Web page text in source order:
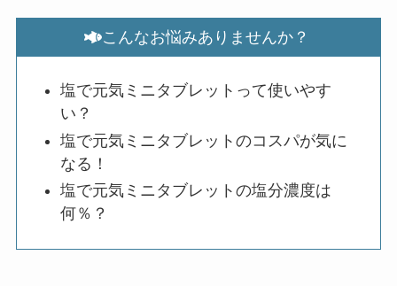
こんなお悩みありませんか？
塩で元気ミニタブレットって使いやす
い？
塩で元気ミニタブレットのコスパが気に
なる！
塩で元気ミニタブレットの塩分濃度は
何％？